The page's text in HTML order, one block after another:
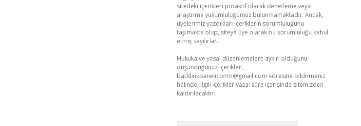
sitedeki içerikleri proaktif olarak denetleme veya
araştırma yükümlülüğümüz bulunmamaktadır. Ancak,
üyelerimiz yazdıkları içeriklerin sorumluluğunu
taşımakta olup, siteye üye olarak bu sorumluluğu kabul
etmiş sayılırlar.
Hukuka ve yasal düzenlemelere aykırı olduğunu
düşündüğünüz içerikleri,
backlinkpanelicomtr@gmail.com adresine bildirmeniz
halinde, ilgili içerikler yasal süre içerisinde sitemizden
kaldırılacaktır.